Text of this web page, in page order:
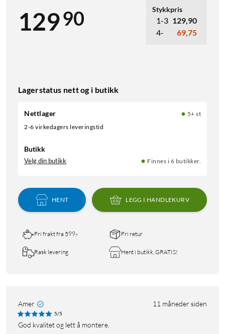
12990 Stykkpris
1-3 129,90
4-
69,75
Lagerstatus nett og i butikk
Nettlager
5+ st
2-6 virkedagers leveringstid
Butikk
Velg din butikk Finnes i 6 butikker.
HENT LEGG I HANDLEKURV
Fri frakt fra 599,- Fri retur
Rask levering Hent i butikk, GRATIS!
Amer 11 måneder siden
5/5
God kvalitet og lett å montere.